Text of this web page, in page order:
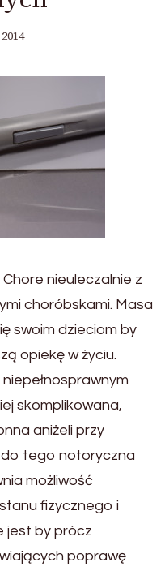
nieuleczalnie z
choróbskami. Masa
swoim dzieciom by
opiekę w życiu.
skomplikowana,
aniżeli przy
do tego notoryczna
możliwość
fizycznego i
jest by prócz
poprawę